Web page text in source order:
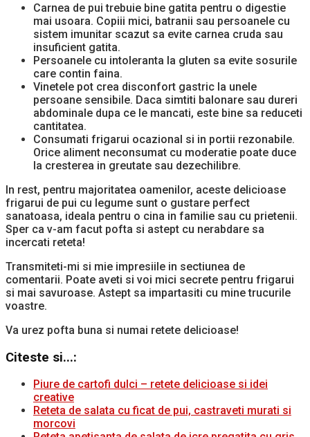
Carnea de pui trebuie bine gatita pentru o digestie
mai usoara. Copiii mici, batranii sau persoanele cu
sistem imunitar scazut sa evite carnea cruda sau
insuficient gatita.
Persoanele cu intoleranta la gluten sa evite sosurile
care contin faina.
Vinetele pot crea disconfort gastric la unele
persoane sensibile. Daca simtiti balonare sau dureri
abdominale dupa ce le mancati, este bine sa reduceti
cantitatea.
Consumati frigarui ocazional si in portii rezonabile.
Orice aliment neconsumat cu moderatie poate duce
la cresterea in greutate sau dezechilibre.
In rest, pentru majoritatea oamenilor, aceste delicioase
frigarui de pui cu legume sunt o gustare perfect
sanatoasa, ideala pentru o cina in familie sau cu prietenii.
Sper ca v-am facut pofta si astept cu nerabdare sa
incercati reteta!
Transmiteti-mi si mie impresiile in sectiunea de
comentarii. Poate aveti si voi mici secrete pentru frigarui
si mai savuroase. Astept sa impartasiti cu mine trucurile
voastre.
Va urez pofta buna si numai retete delicioase!
Citeste si...:
Piure de cartofi dulci – retete delicioase si idei
creative
Reteta de salata cu ficat de pui, castraveti murati si
morcovi